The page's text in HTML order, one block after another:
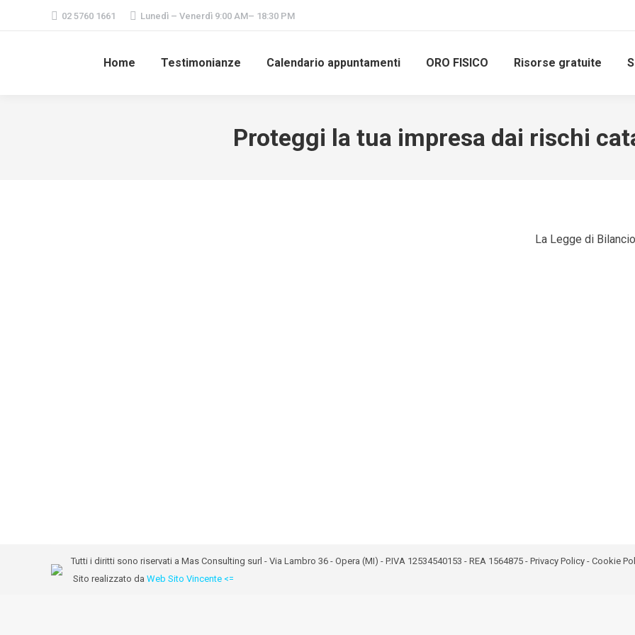
02 5760 1661 Lunedì – Venerdì 9:00 AM– 18:30 PM
Home Testimonianze Calendario appuntamenti ORO FISICO Risorse gratuite
Proteggi la tua impresa dai rischi
La Legge di
Tutti i diritti sono riservati a Mas Consulting surl - Via Lambro 36 - Opera (MI) - P.IVA 12534540153 - REA 1564875 - Privacy Policy - Cookie
Sito realizzato da Web Sito Vincente <=